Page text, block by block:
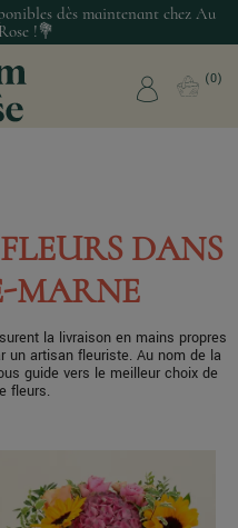
dès maintenant chez Au
!💐
0
DANS
MARNE
la livraison en mains propres
un artisan fleuriste. Au nom de la
guide vers le meilleur choix de
fleurs.